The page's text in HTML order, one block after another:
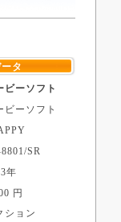
タ
ビーソフト
ビーソフト
SR
年
円
ション